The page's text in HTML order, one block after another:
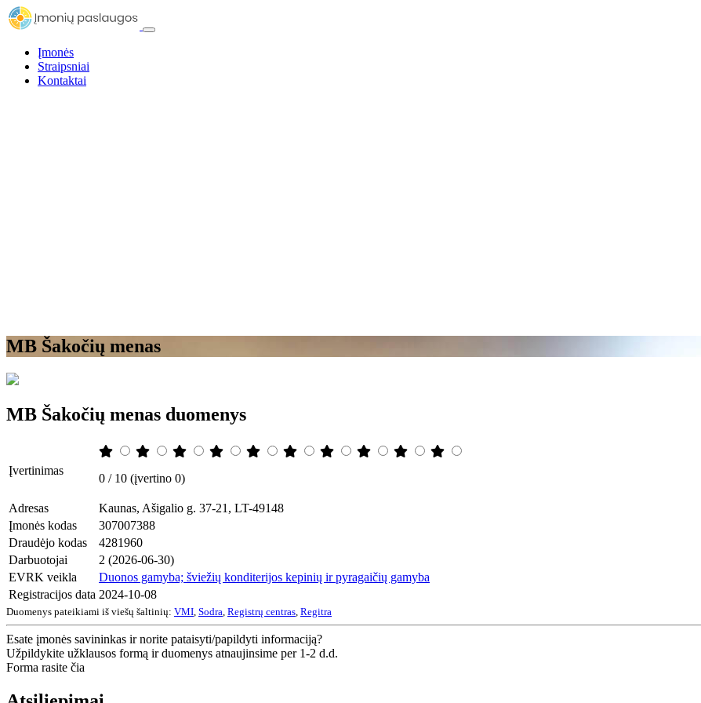
Įmonės
Straipsniai
Kontaktai
MB Šakočių menas
MB Šakočių menas duomenys
Įvertinimas
0 / 10 (įvertino 0)
Adresas
Kaunas, Ašigalio g. 37-21, LT-49148
Įmonės kodas
307007388
Draudėjo kodas
4281960
Darbuotojai
2 (2026-06-30)
EVRK veikla
Duonos gamyba; šviežių konditerijos kepinių ir pyragaičių gamyba
Registracijos data 2024-10-08
Duomenys pateikiami iš viešų šaltinių: VMI Sodra Registrų centras Regitra
Esate įmonės savininkas ir norite pataisyti/papildyti informaciją?
Užpildykite užklausos formą ir duomenys atnaujinsime per 1-2 d.d.
Forma rasite čia